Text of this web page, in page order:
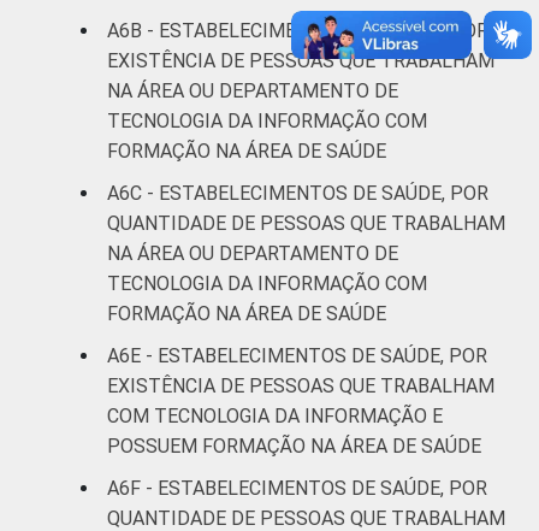
A6B - ESTABELECIMENTOS DE SAÚDE, POR
EXISTÊNCIA DE PESSOAS QUE TRABALHAM
NA ÁREA OU DEPARTAMENTO DE
TECNOLOGIA DA INFORMAÇÃO COM
FORMAÇÃO NA ÁREA DE SAÚDE
A6C - ESTABELECIMENTOS DE SAÚDE, POR
QUANTIDADE DE PESSOAS QUE TRABALHAM
NA ÁREA OU DEPARTAMENTO DE
TECNOLOGIA DA INFORMAÇÃO COM
FORMAÇÃO NA ÁREA DE SAÚDE
A6E - ESTABELECIMENTOS DE SAÚDE, POR
EXISTÊNCIA DE PESSOAS QUE TRABALHAM
COM TECNOLOGIA DA INFORMAÇÃO E
POSSUEM FORMAÇÃO NA ÁREA DE SAÚDE
A6F - ESTABELECIMENTOS DE SAÚDE, POR
QUANTIDADE DE PESSOAS QUE TRABALHAM